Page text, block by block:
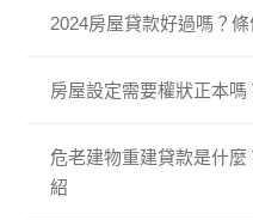
2024房屋貸款好過嗎？
房屋設定需要權狀正本
危老建物重建貸款是什
紹